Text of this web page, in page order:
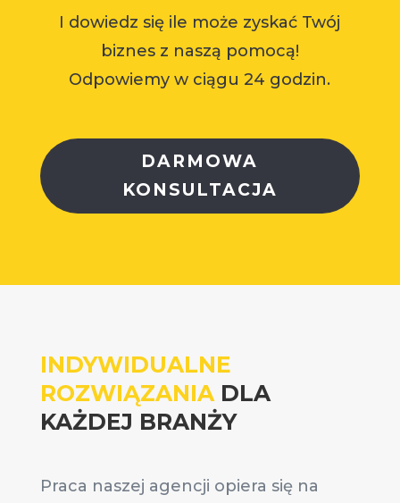
I dowiedz się ile może zyskać Twój
biznes z naszą pomocą!
Odpowiemy w ciągu 24 godzin.
DARMOWA
KONSULTACJA
INDYWIDUALNE
ROZWIĄZANIA DLA
KAŻDEJ BRANŻY
Praca naszej agencji opiera się na